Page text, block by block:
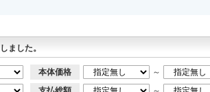
ました。
本体価格 ～